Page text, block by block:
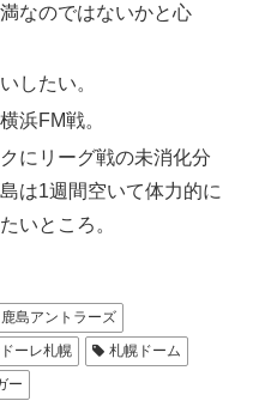
なのではないかと心
したい。
浜FM戦。
にリーグ戦の未消化分
は1週間空いて体力的に
いところ。
鹿島アントラーズ
ーレ札幌
札幌ドーム
ー